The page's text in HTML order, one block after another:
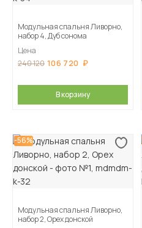
Модульная спальня Ливорно,
набор 4, Дуб сонома
Цена
240 120 106 720
В корзину
-56%
Модульная спальня Ливорно,
набор 2, Орех донской